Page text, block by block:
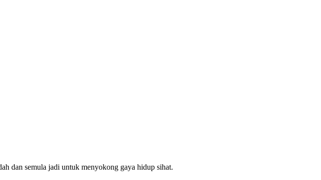
dan semula jadi untuk menyokong gaya hidup sihat.